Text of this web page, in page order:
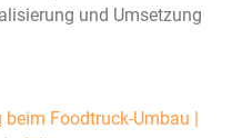
und Umsetzung